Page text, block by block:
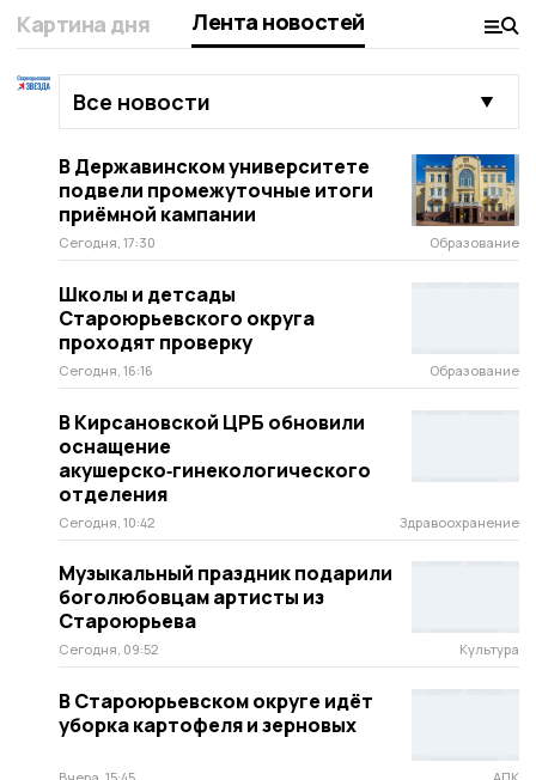
Картина дня Лента новостей
В Державинском университете
подвели промежуточные итоги
приёмной кампании
Сегодня, 17:30 Образование
Школы и детсады
Староюрьевского округа
проходят проверку
Сегодня, 16:16 Образование
В Кирсановской ЦРБ обновили
оснащение
акушерско‑гинекологического
отделения
Сегодня, 10:42 Здравоохранение
Музыкальный праздник подарили
боголюбовцам артисты из
Староюрьева
Сегодня, 09:52 Культура
В Староюрьевском округе идёт
уборка картофеля и зерновых